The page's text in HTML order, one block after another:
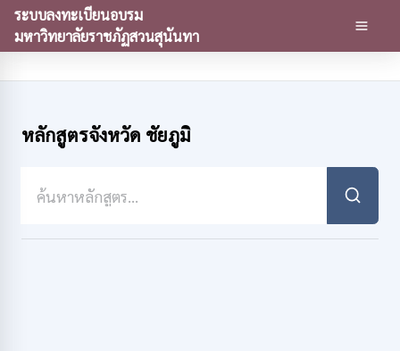
ระบบลงทะเบียนอบรม
มหาวิทยาลัยราชภัฏสวนสุนันทา
หลักสูตรจังหวัด ชัยภูมิ